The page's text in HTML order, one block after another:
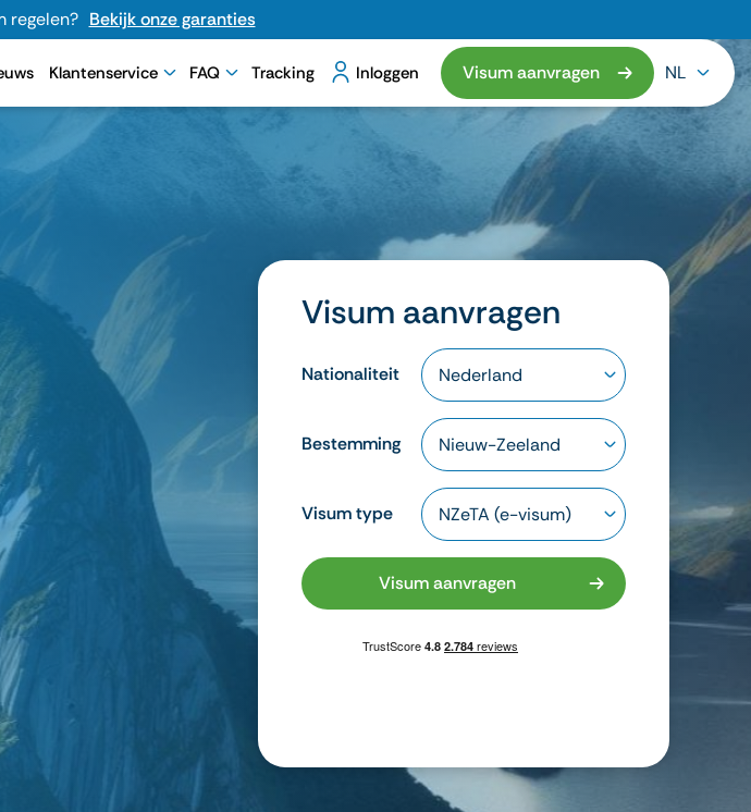
regelen? Bekijk onze garanties
Klantenservice FAQ Tracking Inloggen Visum aanvragen NL
Visum aanvragen
Nationaliteit
Bestemming
Visum type
Visum aanvragen